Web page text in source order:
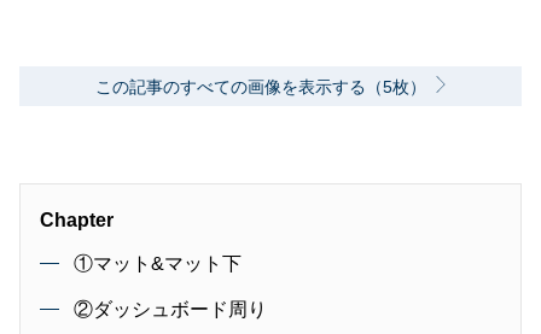
この記事のすべての画像を表示する（5枚）
Chapter
①マット&マット下
②ダッシュボード周り